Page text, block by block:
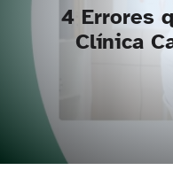
4 Errores
Clínica